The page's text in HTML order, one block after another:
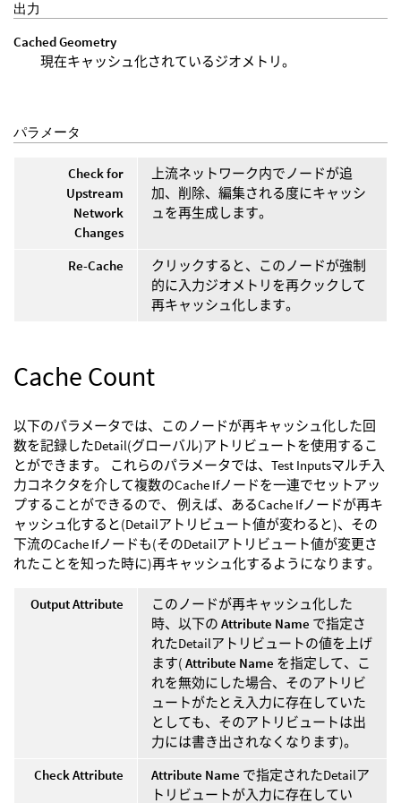
出力
Cached Geometry
現在キャッシュ化されているジオメトリ。
パラメータ
Check for
Upstream
Network
Changes
上流ネットワーク内でノードが追
加、削除、編集される度にキャッシ
ュを再生成します。
Re-Cache
クリックすると、このノードが強制
的に入力ジオメトリを再クックして
再キャッシュ化します。
Cache Count
以下のパラメータでは、このノードが再キャッシュ化した回
数を記録したDetail(グローバル)アトリビュートを使用するこ
とができます。 これらのパラメータでは、Test Inputsマルチ入
力コネクタを介して複数のCache Ifノードを一連でセットアッ
プすることができるので、 例えば、あるCache Ifノードが再キ
ャッシュ化すると(Detailアトリビュート値が変わると)、その
下流のCache Ifノードも(そのDetailアトリビュート値が変更さ
れたことを知った時に)再キャッシュ化するようになります。
Output Attribute
このノードが再キャッシュ化した
時、以下の Attribute Name で指定さ
れたDetailアトリビュートの値を上げ
ます( Attribute Name を指定して、こ
れを無効にした場合、そのアトリビ
ュートがたとえ入力に存在していた
としても、そのアトリビュートは出
力には書き出されなくなります)。
Check Attribute
Attribute Name で指定されたDetailア
トリビュートが入力に存在してい